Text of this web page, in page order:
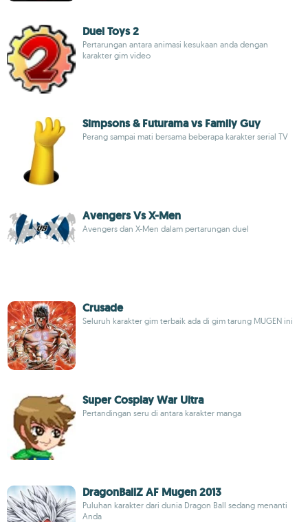
Duel Toys 2
Pertarungan antara animasi kesukaan anda dengan
karakter gim video
Simpsons & Futurama vs Family Guy
Perang sampai mati bersama beberapa karakter serial TV
Avengers Vs X-Men
Avengers dan X-Men dalam pertarungan duel
Crusade
Seluruh karakter gim terbaik ada di gim tarung MUGEN ini
Super Cosplay War Ultra
Pertandingan seru di antara karakter manga
DragonBallZ AF Mugen 2013
Puluhan karakter dari dunia Dragon Ball sedang menanti
Anda